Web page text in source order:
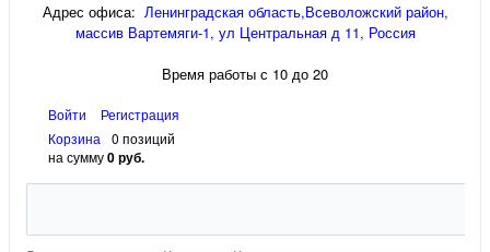
Адрес офиса: Ленинградская область,Всеволожский район,
массив Вартемяги-1, ул Центральная д 11, Россия
Время работы с 10 до 20
Войти
Регистрация
Корзина
0 позиций
на сумму0 руб.